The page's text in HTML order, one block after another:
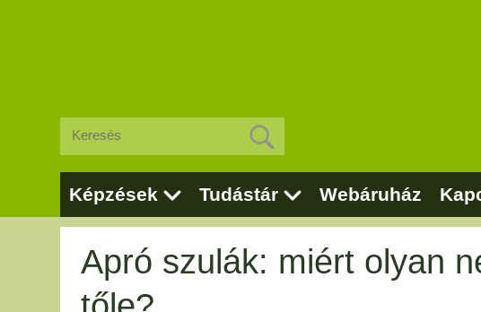
Képzések Tudástár Webáruház
Apró szulák: miért olyan